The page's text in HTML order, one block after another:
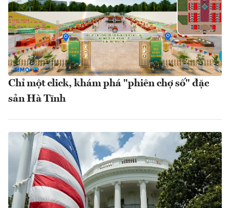
Chỉ một click, khám phá "phiên chợ số" đặc
sản Hà Tĩnh